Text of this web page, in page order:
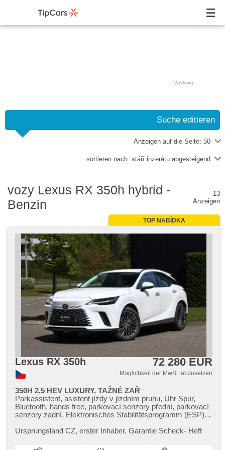
Werbung
Suche editieren
Anzeigen auf die Seite: 50
sortieren nach: stáří inzerátu abgesteigend
vozy Lexus RX 350h hybrid -
Benzin
13
Anzeigen
TOP NABÍDKA
Lexus RX 350h 72 280 EUR
Möglichkeit der MwSt. abzusetzen
350H 2,5 HEV LUXURY, TAŽNÉ ZAŘ
Parkassistent, asistent jízdy v jízdním pruhu, Uhr Spur,
Bluetooth, hands free, parkovací senzory přední, parkovací
senzory zadní, Elektronisches Stabilitätsprogramm (ESP),
head-up display, isofix, Fahrkamera, řazení pádly pod
vyhřívaná zadní sedadla, zatmavená zadní skla, adaptivní
Ursprungsland CZ,​ erster Inhaber,​ Garantie Scheck​- Heft